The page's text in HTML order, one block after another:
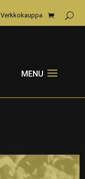
Verkkokauppa